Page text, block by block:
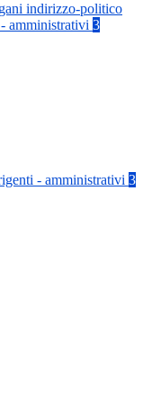
indirizzo-politico
amministrativi 3
- amministrativi 3